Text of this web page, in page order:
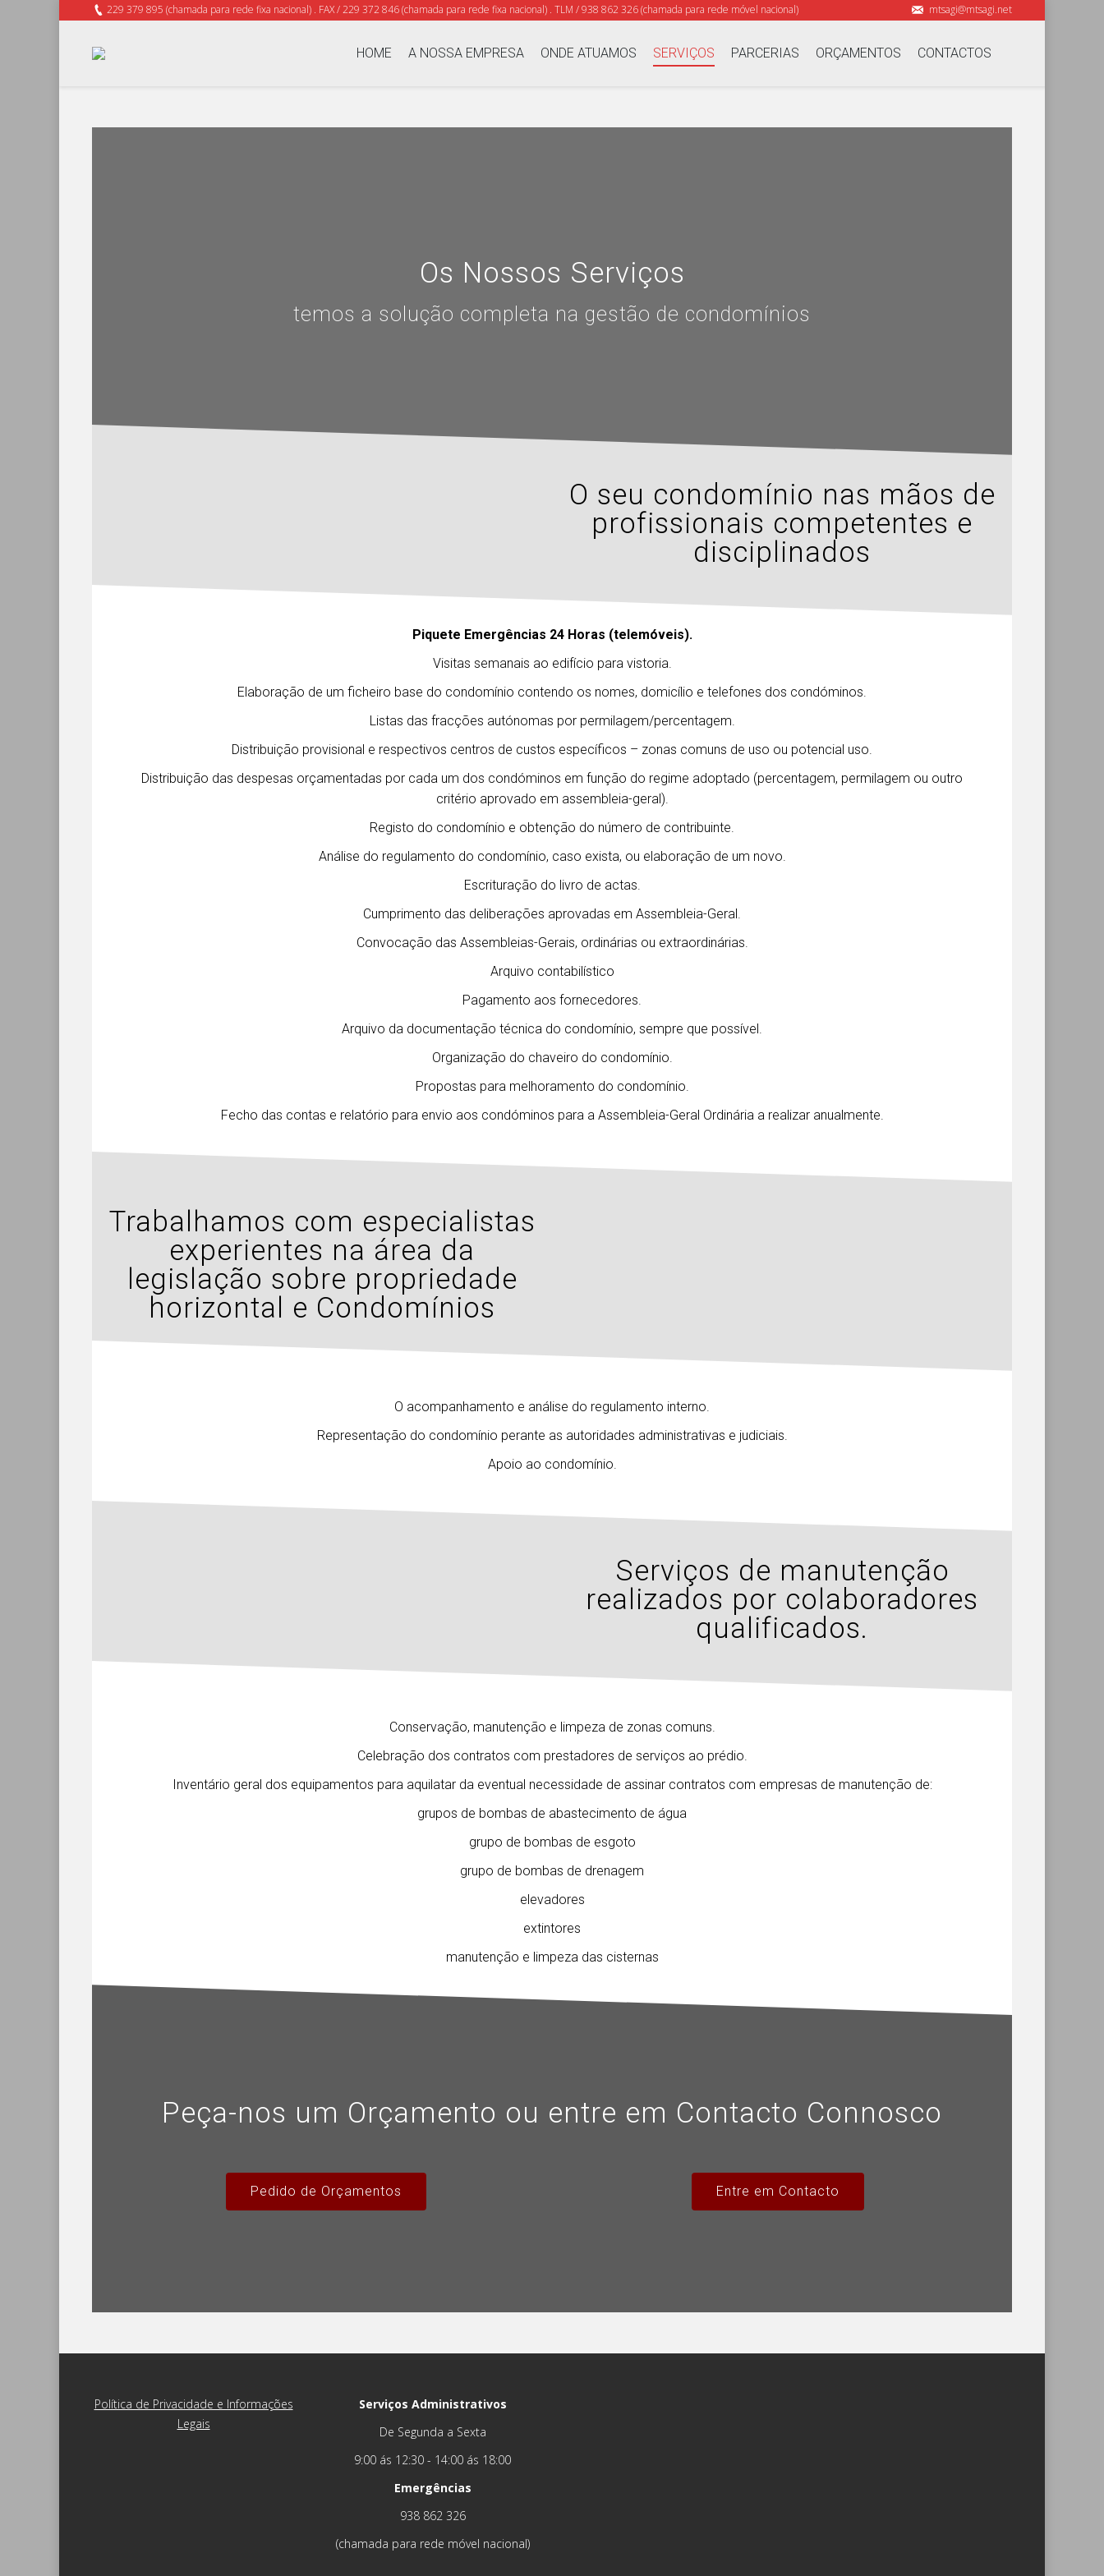
229 379 895 (chamada para rede fixa nacional) . FAX / 229 372 846 (chamada para rede fixa nacional) . TLM / 938 862 326 (chamada para rede móvel nacional) mtsagi@mtsagi.net
HOME A NOSSA EMPRESA ONDE ATUAMOS SERVIÇOS PARCERIAS ORÇAMENTOS CONTACTOS
Os Nossos Serviços
temos a solução completa na gestão de condomínios
O seu condomínio nas mãos de
profissionais competentes e
disciplinados
Piquete Emergências 24 Horas (telemóveis).
Visitas semanais ao edifício para vistoria.
Elaboração de um ficheiro base do condomínio contendo os nomes, domicílio e telefones dos condóminos.
Listas das fracções autónomas por permilagem/percentagem.
Distribuição provisional e respectivos centros de custos específicos – zonas comuns de uso ou potencial uso.
Distribuição das despesas orçamentadas por cada um dos condóminos em função do regime adoptado (percentagem, permilagem ou outro
critério aprovado em assembleia-geral).
Registo do condomínio e obtenção do número de contribuinte.
Análise do regulamento do condomínio, caso exista, ou elaboração de um novo.
Escrituração do livro de actas.
Cumprimento das deliberações aprovadas em Assembleia-Geral.
Convocação das Assembleias-Gerais, ordinárias ou extraordinárias.
Arquivo contabilístico
Pagamento aos fornecedores.
Arquivo da documentação técnica do condomínio, sempre que possível.
Organização do chaveiro do condomínio.
Propostas para melhoramento do condomínio.
Fecho das contas e relatório para envio aos condóminos para a Assembleia-Geral Ordinária a realizar anualmente.
Trabalhamos com especialistas
experientes na área da
legislação sobre propriedade
horizontal e Condomínios
O acompanhamento e análise do regulamento interno.
Representação do condomínio perante as autoridades administrativas e judiciais.
Apoio ao condomínio.
Serviços de manutenção
realizados por colaboradores
qualificados.
Conservação, manutenção e limpeza de zonas comuns.
Celebração dos contratos com prestadores de serviços ao prédio.
Inventário geral dos equipamentos para aquilatar da eventual necessidade de assinar contratos com empresas de manutenção de:
grupos de bombas de abastecimento de água
grupo de bombas de esgoto
grupo de bombas de drenagem
elevadores
extintores
manutenção e limpeza das cisternas
Peça-nos um Orçamento ou entre em Contacto Connosco
Pedido de Orçamentos Entre em Contacto
Política de Privacidade e Informações
Legais
Serviços Administrativos
De Segunda a Sexta
9:00 ás 12:30 - 14:00 ás 18:00
Emergências
938 862 326
(chamada para rede móvel nacional)